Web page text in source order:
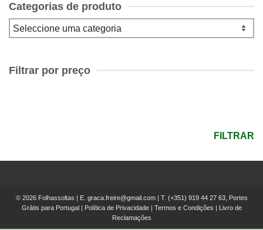
Categorias de produto
Filtrar por preço
FILTRAR
© 2026 Folhassoltas | E. graca.freire@gmail.com| T. (+351) 919 44 27 63, Portes
Grátis para Portugal | Política de Privacidade| Termos e Condições | Livro de
Reclamações